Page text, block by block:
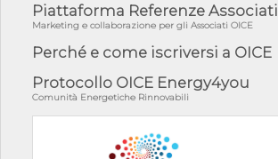
Piattaforma Referenze Associati
Marketing e collaborazione per gli Associati OICE
Perché e come iscriversi a OICE
Protocollo OICE Energy4you
Comunità Energetiche Rinnovabili